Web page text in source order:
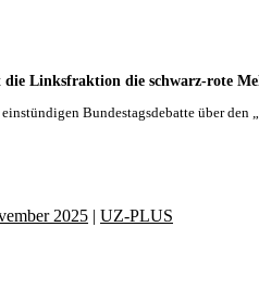
Linksfraktion die schwarz-rote
Bundestagsdebatte über
2025 | UZ-PLUS